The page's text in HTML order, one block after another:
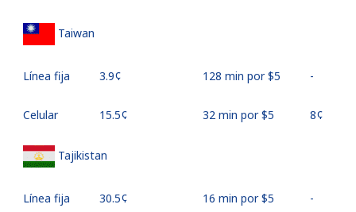
Taiwan
Línea fija ⁦3.9¢⁩ 128 min por ⁦$5⁩ -
Celular ⁦15.5¢⁩ 32 min por ⁦$5⁩ ⁦8¢⁩
Tajikistan
Línea fija ⁦30.5¢⁩ 16 min por ⁦$5⁩ -